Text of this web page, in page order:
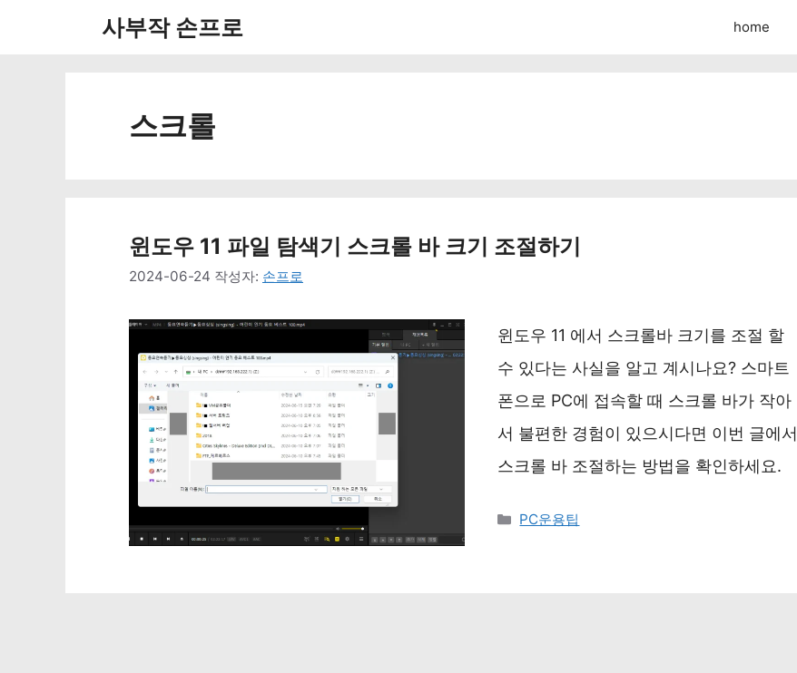
사부작 손프로 home
스크롤
윈도우 11 파일 탐색기 스크롤 바 크기 조절하기
2024-06-24 작성자: 손프로
윈도우 11 에서 스크롤바 크기를 조절 할
수 있다는 사실을 알고 계시나요? 스마트
폰으로 PC에 접속할 때 스크롤 바가 작아
서 불편한 경험이 있으시다면 이번 글에서
스크롤 바 조절하는 방법을 확인하세요.
카
PC운용팁